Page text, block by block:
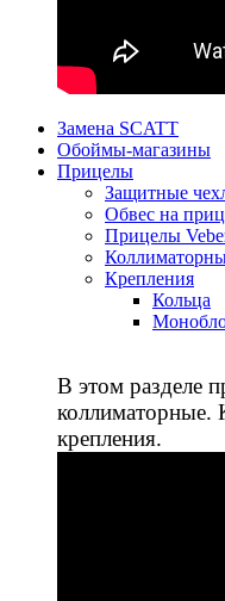
Замена SCATT
Обоймы-магазины
Прицелы
Защитные
Обвес на
Прицелы
Крепления
Кольца
В этом разделе
коллиматорные.
крепления.